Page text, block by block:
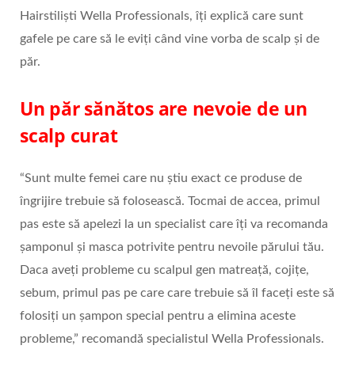
Hairstiliști Wella Professionals, îți explică care sunt
gafele pe care să le eviți când vine vorba de scalp și de
păr.
Un păr sănătos are nevoie de un
scalp curat
“Sunt multe femei care nu știu exact ce produse de
îngrijire trebuie să folosească. Tocmai de accea, primul
pas este să apelezi la un specialist care îți va recomanda
șamponul și masca potrivite pentru nevoile părului tău.
Daca aveți probleme cu scalpul gen matreață, cojițe,
sebum, primul pas pe care care trebuie să îl faceți este să
folosiți un șampon special pentru a elimina aceste
probleme,” recomandă specialistul Wella Professionals.